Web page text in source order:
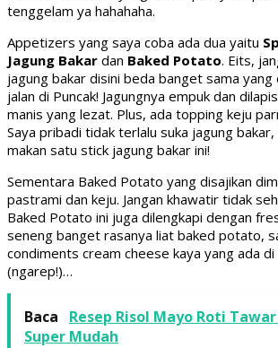
tenggelam ya hahahaha.
Appetizers yang saya coba ada dua yaitu
Jagung Bakar dan Baked Potato. Eits,
jagung bakar disini beda banget sama yang
jalan di Puncak! Jagungnya empuk dan
manis yang lezat. Plus, ada topping keju
Saya pribadi tidak terlalu suka jagung
makan satu stick jagung bakar ini!
Sementara Baked Potato yang disajikan
pastrami dan keju. Jangan khawatir tidak
Baked Potato ini juga dilengkapi dengan
seneng banget rasanya liat baked potato,
condiments cream cheese kaya yang ada di
(ngarep!)…
Baca
Resep Risol Mayo Roti
Super Mudah